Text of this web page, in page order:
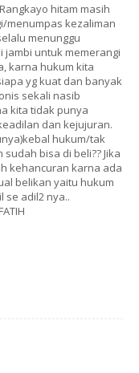
hitam masih
menumpas kezaliman
menunggu
untuk memerangi
karna hukum kita
yg kuat dan banyak
sekali nasib
kita tidak punya
dan kejujuran.
hukum/tak
bisa di beli?? Jika
kehancuran karna ada
belikan yaitu hukum
se adil2 nya..